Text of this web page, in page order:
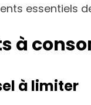
essentiels
à
à limiter